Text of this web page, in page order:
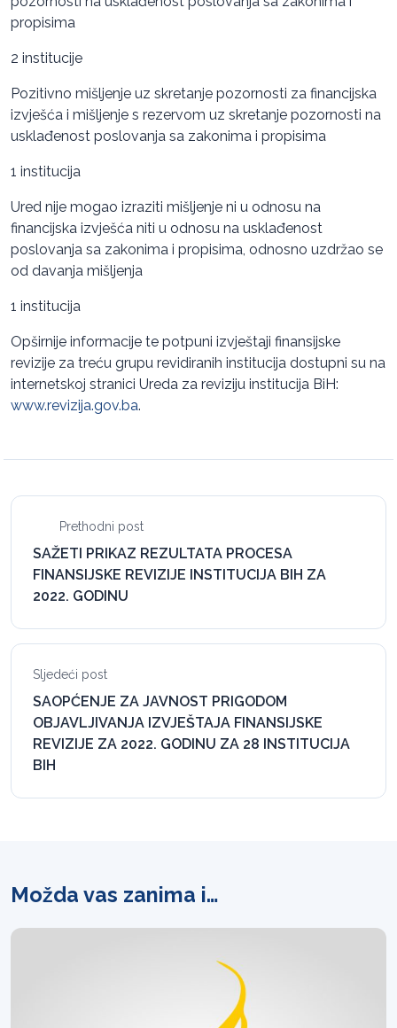
propisima
2 institucije
Pozitivno mišljenje uz skretanje pozornosti za financijska
izvješća i mišljenje s rezervom uz skretanje pozornosti na
usklađenost poslovanja sa zakonima i propisima
1 institucija
Ured nije mogao izraziti mišljenje ni u odnosu na
financijska izvješća niti u odnosu na usklađenost
poslovanja sa zakonima i propisima, odnosno uzdržao se
od davanja mišljenja
1 institucija
Opširnije informacije te potpuni izvještaji finansijske
revizije za treću grupu revidiranih institucija dostupni su na
internetskoj stranici Ureda za reviziju institucija BiH:
www.revizija.gov.ba.
Prethodni post
SAŽETI PRIKAZ REZULTATA PROCESA
FINANSIJSKE REVIZIJE INSTITUCIJA BIH ZA
2022. GODINU
Sljedeći post
SAOPĆENJE ZA JAVNOST PRIGODOM
OBJAVLJIVANJA IZVJEŠTAJA FINANSIJSKE
REVIZIJE ZA 2022. GODINU ZA 28 INSTITUCIJA
BIH
Možda vas zanima i…